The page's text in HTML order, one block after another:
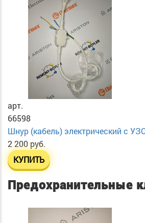
арт.
66598
Шнур (кабель) электрический с
2 200 руб.
КУПИТЬ
Предохранительные